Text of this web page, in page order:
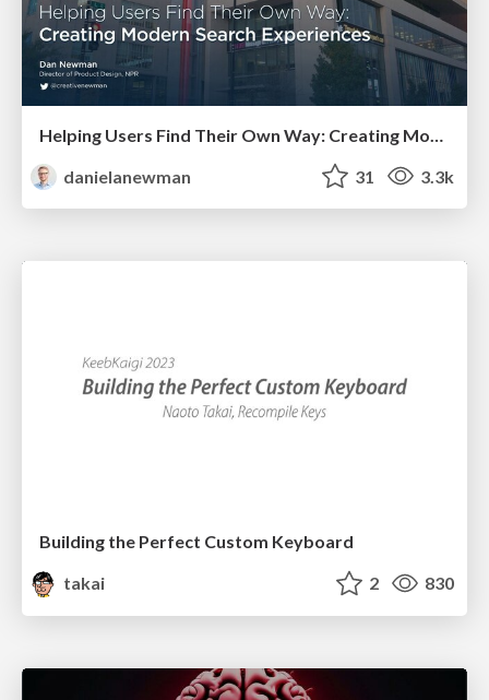
danielanewman
31 3.3k
Building the Perfect Custom Keyboard
takai
2 830